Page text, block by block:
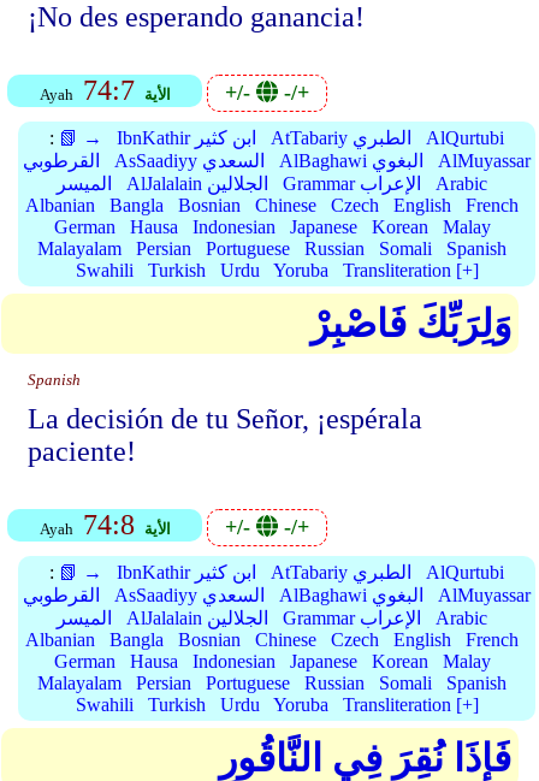
¡No des esperando ganancia!
Ayah 74:7 الأية +/- -/+
: 📗 → IbnKathir ابن كثير AtTabariy الطبري
AlQurtubi
القرطوبي
AsSaadiyy السعدي AlBaghawi البغوي
AlMuyassar
الميسر
AlJalalain الجلالين Grammar الإعراب
Arabic
Albanian
Bangla Bosnian Chinese Czech English
French
German
Hausa Indonesian Japanese Korean
Malay
Malayalam
Persian Portuguese Russian Somali
Spanish
Swahili
Turkish Urdu Yoruba Transliteration [+]
وَلِرَبِّكَ فَاصْبِرْ
Spanish
La decisión de tu Señor, ¡espérala
paciente!
Ayah 74:8 الأية +/- -/+
: 📗 → IbnKathir ابن كثير AtTabariy الطبري
AlQurtubi
القرطوبي
AsSaadiyy السعدي AlBaghawi البغوي
AlMuyassar
الميسر
AlJalalain الجلالين Grammar الإعراب
Arabic
Albanian
Bangla Bosnian Chinese Czech English
French
German
Hausa Indonesian Japanese Korean
Malay
Malayalam
Persian Portuguese Russian Somali
Spanish
Swahili
Turkish Urdu Yoruba Transliteration [+]
فَإِذَا نُقِرَ فِي النَّاقُورِ